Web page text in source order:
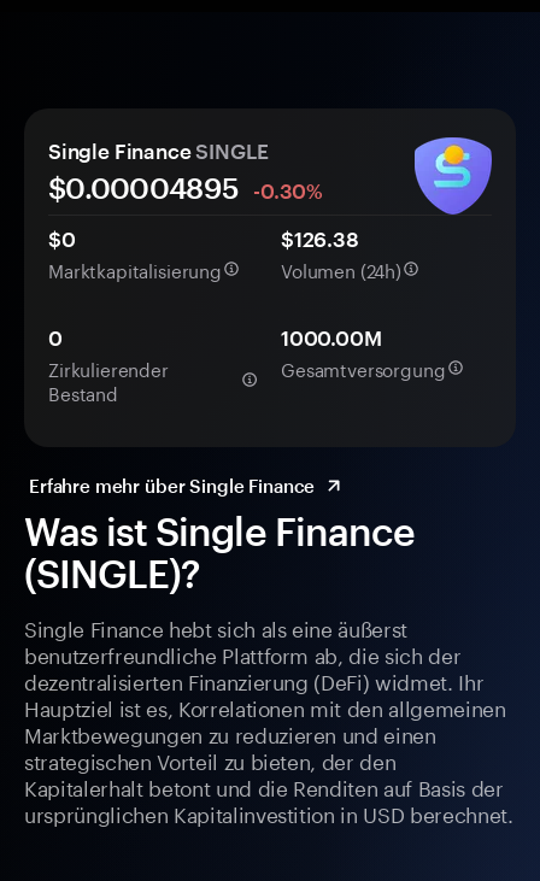
Was ist Single Finance
(SINGLE)?
Single Finance hebt sich als eine äußerst
benutzerfreundliche Plattform ab, die sich der
dezentralisierten Finanzierung (DeFi) widmet. Ihr
Hauptziel ist es, Korrelationen mit den allgemeinen
Marktbewegungen zu reduzieren und einen
strategischen Vorteil zu bieten, der den
Kapitalerhalt betont und die Renditen auf Basis der
ursprünglichen Kapitalinvestition in USD berechnet.
Single FinanceSINGLE
$0.00004895
-0.30%
$0
Marktkapitalisierung
$126.38
Volumen (24h)
0
Zirkulierender
Bestand
1000.00M
Gesamtversorgung
Erfahre mehr über Single Finance